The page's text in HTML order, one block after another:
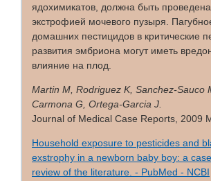
ядохимикатов, должна быть
экстрофией мочевого пузыря.
домашних пестицидов в критические
развития эмбриона могут иметь
влияние на плод.
Martin M, Rodriguez K, Sanchez-Sauco
Carmona G, Ortega-Garcia J.
Journal of Medical Case Reports, 2009
Household exposure to pesticides and
exstrophy in a newborn baby boy: a
review of the literature. - PubMed - NCBI